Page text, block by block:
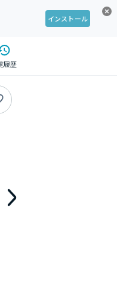
インストール
履歴